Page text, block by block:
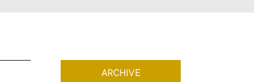
ARCHIVE